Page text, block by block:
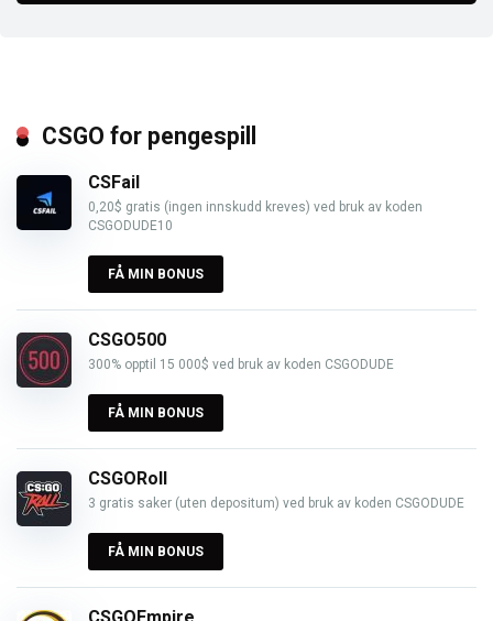
CSGO for pengespill
CSFail
0,20$ gratis (ingen innskudd kreves) ved bruk av koden
CSGODUDE10
FÅ MIN BONUS
CSGO500
300% opptil 15 000$ ved bruk av koden CSGODUDE
FÅ MIN BONUS
CSGORoll
3 gratis saker (uten depositum) ved bruk av koden CSGODUDE
FÅ MIN BONUS
CSGOEmpire